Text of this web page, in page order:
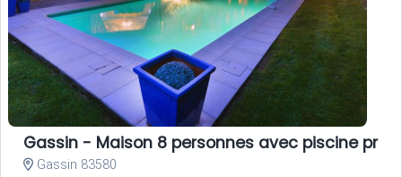
Gassin - Maison 8 personnes avec piscine
Gassin 83580